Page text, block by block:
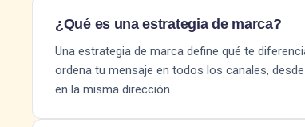
¿Qué es una estrategia de marca?
Una estrategia de marca define qué te
ordena tu mensaje en todos los canales,
en la misma dirección.